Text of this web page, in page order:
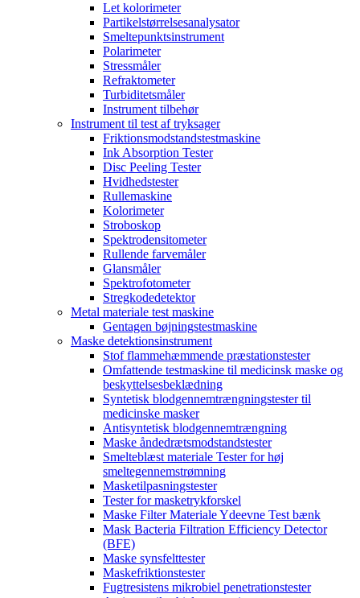
Let kolorimeter
Partikelstørrelsesanalysator
Smeltepunktsinstrument
Polarimeter
Stressmåler
Refraktometer
Turbiditetsmåler
Instrument tilbehør
Instrument til test af tryksager
Friktionsmodstandstestmaskine
Ink Absorption Tester
Disc Peeling Tester
Hvidhedstester
Rullemaskine
Kolorimeter
Stroboskop
Spektrodensitometer
Rullende farvemåler
Glansmåler
Spektrofotometer
Stregkodedetektor
Metal materiale test maskine
Gentagen bøjningstestmaskine
Maske detektionsinstrument
Stof flammehæmmende præstationstester
Omfattende testmaskine til medicinsk maske og
beskyttelsesbeklædning
Syntetisk blodgennemtrængningstester til
medicinske masker
Antisyntetisk blodgennemtrængning
Maske åndedrætsmodstandstester
Smelteblæst materiale Tester for høj
smeltegennemstrømning
Masketilpasningstester
Tester for masketrykforskel
Maske Filter Materiale Ydeevne Test bænk
Mask Bacteria Filtration Efficiency Detector
(BFE)
Maske synsfelttester
Maskefriktionstester
Fugtresistens mikrobiel penetrationstester